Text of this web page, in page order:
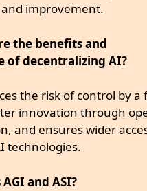
improvement.
the benefits and
of decentralizing AI?
the risk of control by a
innovation through
and ensures wider
technologies.
and ASI?